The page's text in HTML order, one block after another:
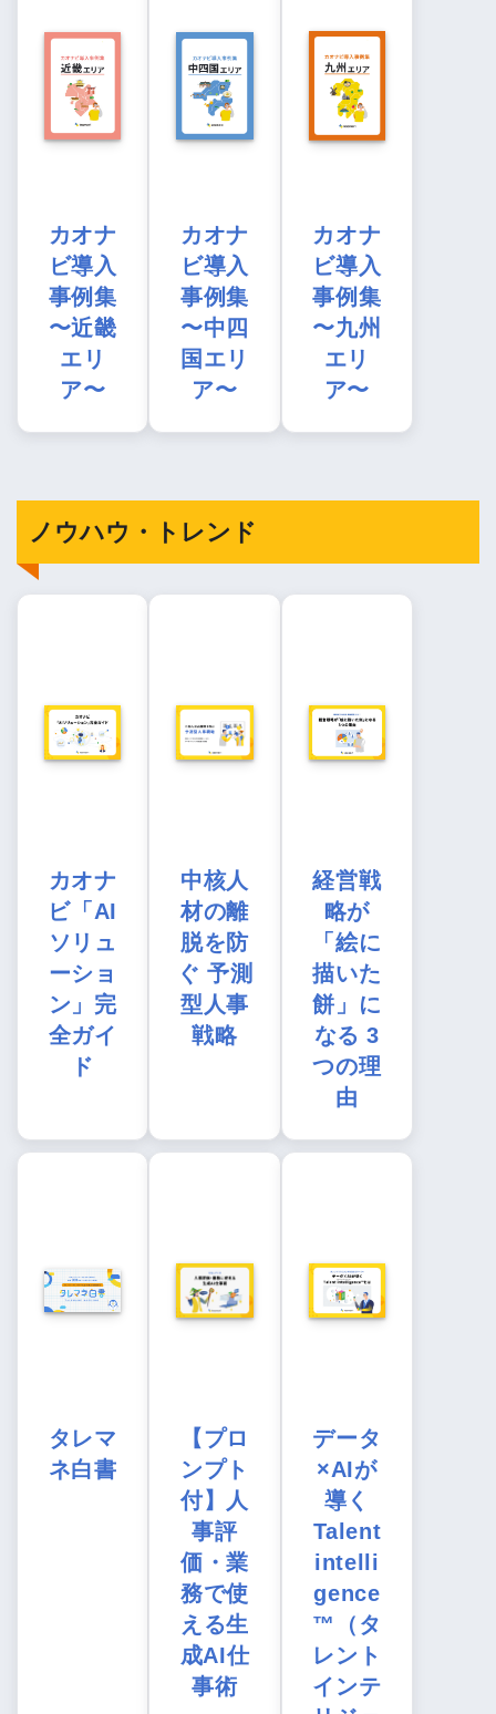
カオナ
ビ導入
事例集
〜近畿
エリ
ア〜
カオナ
ビ導入
事例集
〜中四
国エリ
ア〜
カオナ
ビ導入
事例集
〜九州
エリ
ア〜
ノウハウ・トレンド
カオナ
ビ「AI
ソリュ
ーショ
ン」完
全ガイ
ド
中核人
材の離
脱を防
ぐ 予測
型人事
戦略
経営戦
略が
「絵に
描いた
餅」に
なる 3
つの理
由
タレマ
ネ白書
【プロ
ンプト
付】人
事評
価・業
務で使
える生
成AI仕
事術
データ
×AIが
導く
Talent
intelli
gence
™（タ
レント
インテ